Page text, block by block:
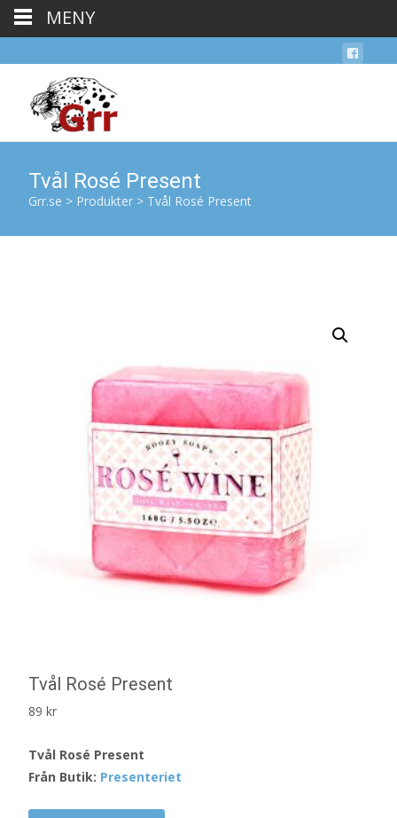
Tvål Rosé Present
Grr.se > Produkter > Tvål Rosé Present
Tvål Rosé Present
89 kr
Tvål Rosé Present
Från Butik: Presenteriet
MENY